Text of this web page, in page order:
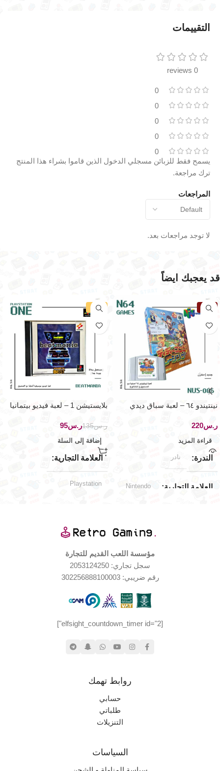
التقييمات
0 reviews
0
0
0
0
0
المراجعات
لا توجد مراجعات بعد.
يسمح فقط للزبائن مسجلي الدخول الذين قاموا بشراء هذا المنتج
ترك مراجعة.
قد يعجبك ايضاً
نفذت
نينتيندو ٦٤ – لعبة سباق ديدي
ر.س
قراءة المزيد
الندرة نادر
العلامة التجارية Nintendo
جيدة جدا
-30%
بلايستيشن 1 – لعبة فيديو بيتمانيا
ر.س135ر.س95
إضافة إلى السلة
العلامة التجارية
Playstation
مستخدم بحالة جيدة جدا
حالة العلبة
الإصدار الجغرافي
مؤسسة اللعب القديم للتجارة
سجل تجاري: 2053124250
رقم ضريبي: 302256888100003
[elfsight_countdown_timer id="2"]
روابط تهمك
حسابي
طلباتي
التنزيلات
السياسات